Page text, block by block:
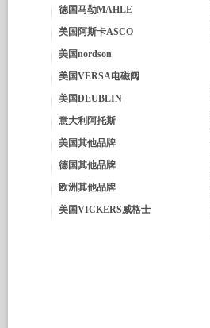
德国马勒MAHLE
美国阿斯卡ASCO
美国nordson
美国VERSA电磁阀
美国DEUBLIN
意大利阿托斯
美国其他品牌
德国其他品牌
欧洲其他品牌
美国VICKERS威格士